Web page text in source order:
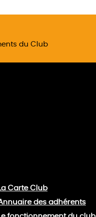
du Club
La Carte Club
des adhérents